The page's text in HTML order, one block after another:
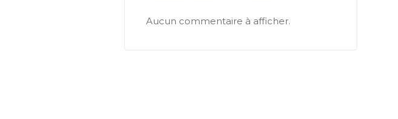
Aucun commentaire à afficher.